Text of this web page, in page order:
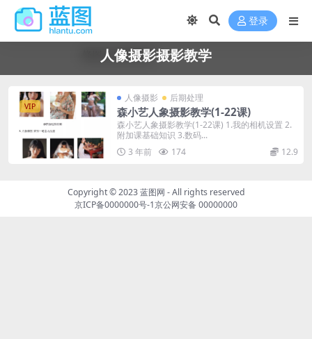
登录
人像摄影摄影教学
VIP
人像摄影 后期处理
森小艺人象摄影教学(1-22课)
森小艺人象摄影教学(1-22课) 1.我的相机设置 2.
附加课基础知识 3.数码...
3 年前
174 12.9
Copyright © 2023蓝图网 - All rights reserved
京ICP备0000000号-1京公网安备 00000000